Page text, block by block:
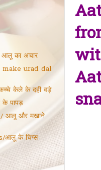
का अचार
urad dal
केले के दही वड़े
पापड़
आलू और मखाने
आलू के चिप्स